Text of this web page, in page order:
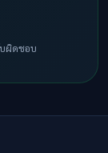
บผิดชอบ